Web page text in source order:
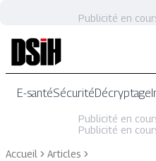
Publicité en
E-santéSécuritéDécryptage
Publicité en
Publicité en
Accueil
Articles